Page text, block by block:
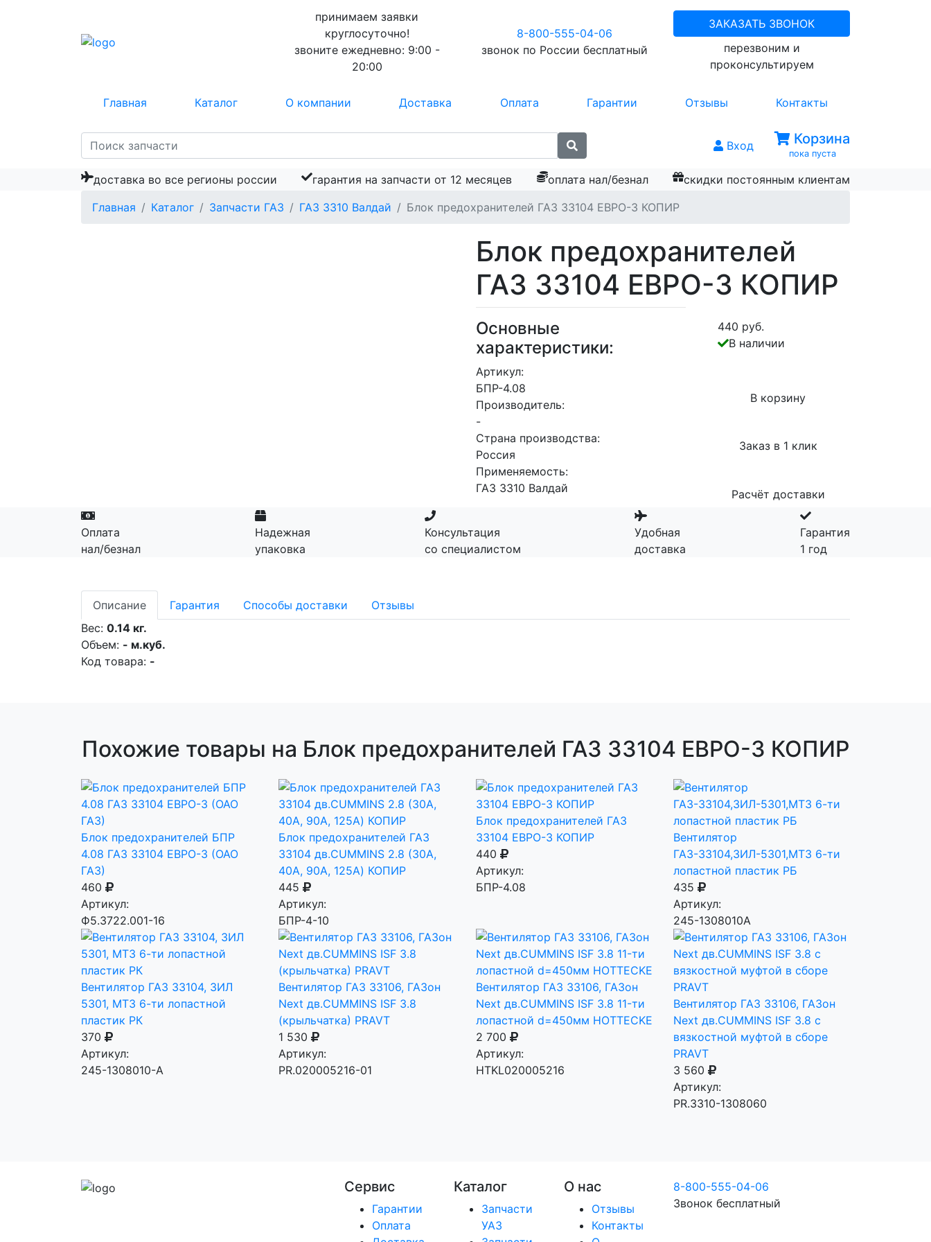
принимаем заявки
круглосуточно!
звоните ежедневно: 9:00 -
20:00
8-800-555-04-06
звонок по России бесплатный
ЗАКАЗАТЬ ЗВОНОК
перезвоним и
проконсультируем
Главная Каталог О компании Доставка Оплата Гарантии Отзывы Контакты
Вход Корзина
пока пуста
доставка во все регионы россии гарантия на запчасти от 12 месяцев оплата нал/безнал
скидки постоянным клиентам
Главная
Каталог Запчасти ГАЗ ГАЗ 3310 Валдай Блок предохранителей ГАЗ 33104 ЕВРО-3 КОПИР
Блок предохранителей
ГАЗ 33104 ЕВРО-3 КОПИР
Основные
характеристики:
Артикул:
БПР-4.08
Производитель:
-
Страна производства:
Россия
Применяемость:
ГАЗ 3310 Валдай
440 руб.
В наличии
В корзину
Заказ в 1 клик
Расчёт доставки
Оплата
нал/безнал
Надежная
упаковка
Консультация
со специалистом
Удобная
доставка
Гарантия
1 год
Описание Гарантия Способы доставки
Отзывы
Вес: 0.14 кг.
Объем: - м.куб.
Код товара: -
Похожие товары на Блок предохранителей ГАЗ 33104 ЕВРО-3 КОПИР
Блок предохранителей БПР
4.08 ГАЗ 33104 ЕВРО-3 (ОАО
ГАЗ)
460
Артикул:
Ф5.3722.001-16
Блок предохранителей ГАЗ
33104 дв.CUMMINS 2.8 (30А,
40А, 90А, 125А) КОПИР
445
Артикул:
БПР-4-10
Блок предохранителей ГАЗ
33104 ЕВРО-3 КОПИР
440
Артикул:
БПР-4.08
Вентилятор
ГАЗ-33104,ЗИЛ-5301,МТЗ 6-ти
лопастной пластик РБ
435
Артикул:
245-1308010А
Вентилятор ГАЗ 33104, ЗИЛ
5301, МТЗ 6-ти лопастной
пластик РК
370
Артикул:
245-1308010-А
Вентилятор ГАЗ 33106, ГАЗон
Next дв.CUMMINS ISF 3.8
(крыльчатка) PRAVT
1 530
Артикул:
PR.020005216-01
Вентилятор ГАЗ 33106, ГАЗон
Next дв.CUMMINS ISF 3.8 11-ти
лопастной d=450мм HOTTECKE
2 700
Артикул:
HTKL020005216
Вентилятор ГАЗ 33106, ГАЗон
Next дв.CUMMINS ISF 3.8 с
вязкостной муфтой в сборе
PRAVT
3 560
Артикул:
PR.3310-1308060
Сервис
Гарантии
Оплата
Каталог
Запчасти
УАЗ
О нас
Отзывы
Контакты
8-800-555-04-06
Звонок бесплатный